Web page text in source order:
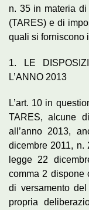
n. 35 in materia
(TARES) e di
quali si forniscono
1. LE
L’ANNO 2013
L’art. 10 in
TARES, alcune
all’anno 2013,
dicembre 2011, n.
legge 22
comma 2 dispone
di versamento
propria